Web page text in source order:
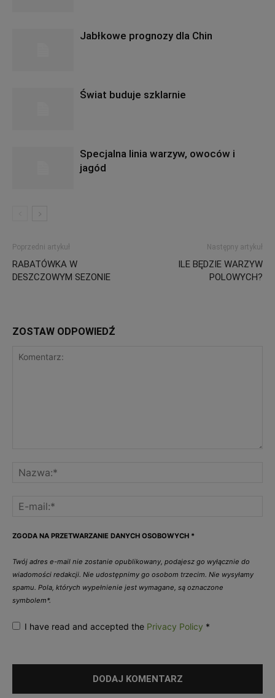
Jabłkowe prognozy dla Chin
Świat buduje szklarnie
Specjalna linia warzyw, owoców i
jagód
Poprzedni artykuł
RABATÓWKA W
DESZCZOWYM SEZONIE
Następny artykuł
ILE BĘDZIE WARZYW
POLOWYCH?
ZOSTAW ODPOWIEDŹ
ZGODA NA PRZETWARZANIE DANYCH OSOBOWYCH *
Twój adres e-mail nie zostanie opublikowany, podajesz go wyłącznie do
wiadomości redakcji. Nie udostępnimy go osobom trzecim. Nie wysyłamy
spamu. Pola, których wypełnienie jest wymagane, są oznaczone
symbolem*.
I have read and accepted the Privacy Policy *